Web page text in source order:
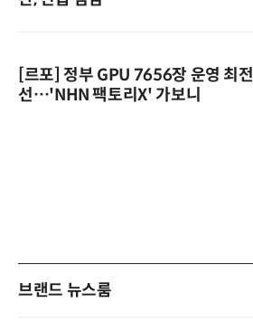
[르포] 정부 GPU 7656장 운영 최전
선…'NHN 팩토리X' 가보니
브랜드 뉴스룸